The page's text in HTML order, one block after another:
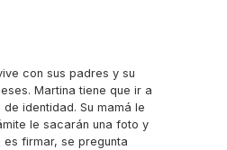
con sus padres y su
Martina tiene que ir a
identidad. Su mamá le
le sacarán una foto y
es firmar, se pregunta